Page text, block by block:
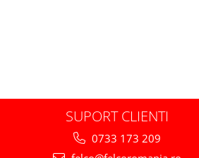
SUPORT CLIENTI
0733 173 209